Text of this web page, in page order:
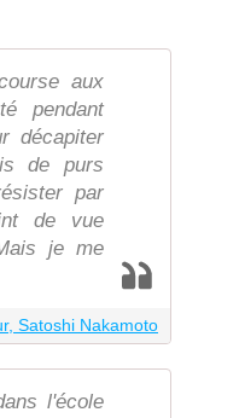
aux
pendant
décapiter
de purs
par
de vue
je me
Satoshi Nakamoto
l'école